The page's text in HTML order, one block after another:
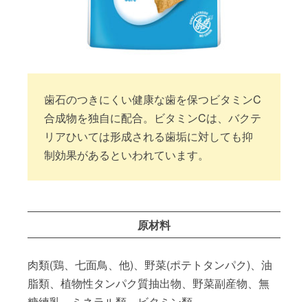
歯石のつきにくい健康な歯を保つビタミンC
合成物を独自に配合。ビタミンCは、バクテ
リアひいては形成される歯垢に対しても抑
制効果があるといわれています。
原材料
肉類(鶏、七面鳥、他)、野菜(ポテトタンパク)、油
脂類、植物性タンパク質抽出物、野菜副産物、無